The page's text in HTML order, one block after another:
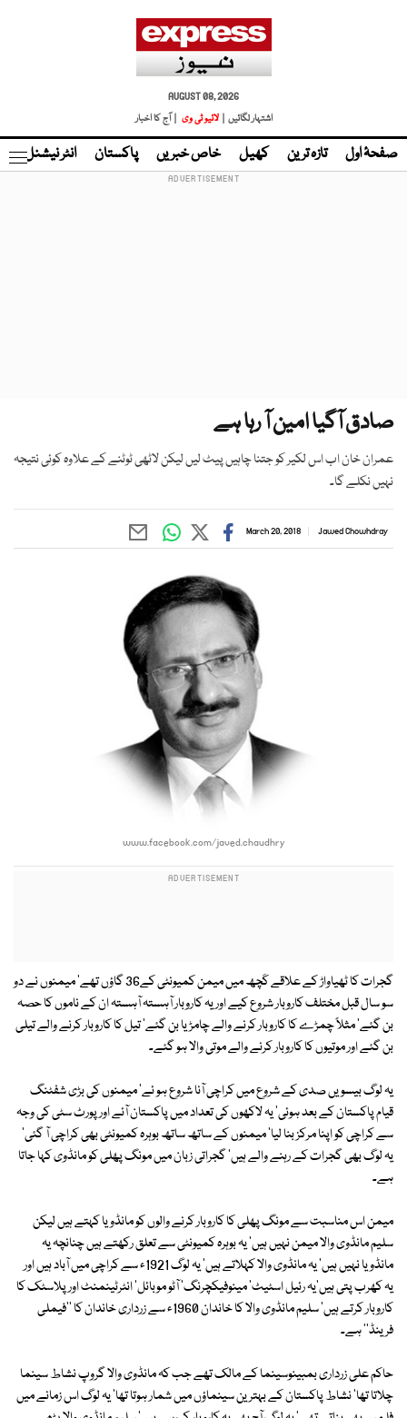
AUGUST 08, 2026
اشتہار لگائیں |
لائیو ٹی وی | آج کا اخبار
صفحۂ اول تازہ ترین کھیل خاص خبریں پاکستان انٹر نیشنل
صادق آگیا امین آ رہا ہے
عمران خان اب اس لکیر کو جتنا چاہیں پیٹ لیں لیکن لاٹھی ٹوٹنے کے علاوہ کوئی نتیجہ
نہیں نکلے گا۔
Jawed Chowhdray
March 20, 2018
www.facebook.com/javed.chaudhry
گجرات کا ٹھیاواڑ کے علاقے کَچھ میں میمن کمیونٹی کے36 گاؤں تھے' میمنوں نے دو
سو سال قبل مختلف کاروبار شروع کیے اور یہ کاروبار آہستہ آہستہ ان کے ناموں کا حصہ
بن گئے' مثلاً چمڑے کا کاروبار کرنے والے چامڑیا بن گئے' تیل کا کاروبار کرنے والے تیلی
بن گئے اور موتیوں کا کاروبار کرنے والے موتی والا ہو گئے۔
یہ لوگ بیسویں صدی کے شروع میں کراچی آنا شروع ہو ئے' میمنوں کی بڑی شفٹنگ
قیام پاکستان کے بعد ہوئی' یہ لاکھوں کی تعداد میں پاکستان آئے اور پورٹ سٹی کی وجہ
سے کراچی کو اپنا مرکز بنا لیا' میمنوں کے ساتھ ساتھ بوہرہ کمیونٹی بھی کراچی آ گئی'
یہ لوگ بھی گجرات کے رہنے والے ہیں' گجراتی زبان میں مونگ پھلی کو مانڈوی کہا جاتا
ہے۔
میمن اس مناسبت سے مونگ پھلی کا کاروبار کرنے والوں کو مانڈویا کہتے ہیں لیکن
سلیم مانڈوی والا میمن نہیں ہیں' یہ بوہرہ کمیونٹی سے تعلق رکھتے ہیں چنانچہ یہ
مانڈویا نہیں ہیں' یہ مانڈوی والا کہلاتے ہیں' یہ لوگ 1921ء سے کراچی میں آباد ہیں اور
یہ کھرب پتی ہیں'یہ رئیل اسٹیٹ' مینوفیکچرنگ' آٹو موبائل' انٹرٹینمنٹ اور پلاسٹک کا
کاروبار کرتے ہیں' سلیم مانڈوی والا کا خاندان 1960ء سے زرداری خاندان کا ''فیملی
فرینڈ'' ہے۔
حاکم علی زرداری بمبینوسینما کے مالک تھے جب کہ مانڈوی والا گروپ نشاط سینما
چلاتا تھا' نشاط پاکستان کے بہترین سینماؤں میں شمار ہوتا تھا' یہ لوگ اس زمانے میں